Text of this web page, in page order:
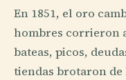
En 1851, el oro
hombres corrieron
bateas, picos,
tiendas brotaron de